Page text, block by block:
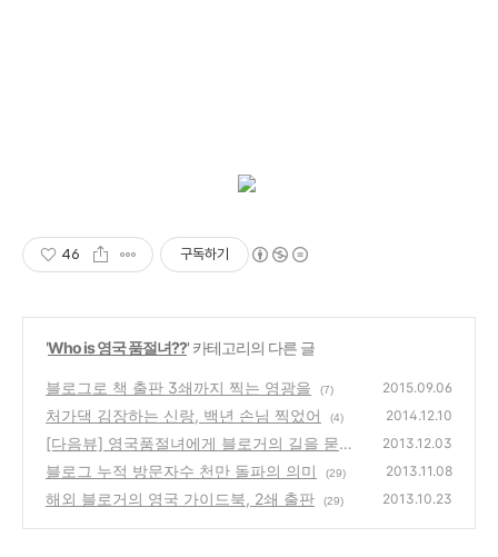
46 구독하기
'Who is 영국 품절녀??' 카테고리의 다른 글
블로그로 책 출판 3쇄까지 찍는 영광을 (7) 2015.09.06
처가댁 김장하는 신랑, 백년 손님 찍었어 (4) 2014.12.10
[다음뷰] 영국품절녀에게 블로거의 길을 묻다.
(24)
2013.12.03
블로그 누적 방문자수 천만 돌파의 의미 (29) 2013.11.08
해외 블로거의 영국 가이드북, 2쇄 출판 (29) 2013.10.23